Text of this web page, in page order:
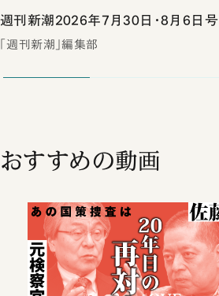
週刊新潮2026年7月30日・8月6日号
「週刊新潮」編集部
おすすめの動画